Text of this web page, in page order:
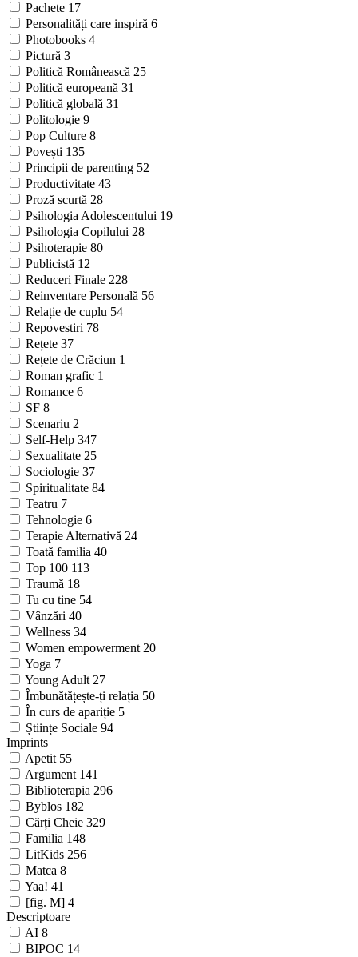
Pachete 17
Personalități care inspiră 6
Photobooks 4
Pictură 3
Politică Românească 25
Politică europeană 31
Politică globală 31
Politologie 9
Pop Culture 8
Povești 135
Principii de parenting 52
Productivitate 43
Proză scurtă 28
Psihologia Adolescentului 19
Psihologia Copilului 28
Psihoterapie 80
Publicistă 12
Reduceri Finale 228
Reinventare Personală 56
Relație de cuplu 54
Repovestiri 78
Rețete 37
Rețete de Crăciun 1
Roman grafic 1
Romance 6
SF 8
Scenariu 2
Self-Help 347
Sexualitate 25
Sociologie 37
Spiritualitate 84
Teatru 7
Tehnologie 6
Terapie Alternativă 24
Toată familia 40
Top 100 113
Traumă 18
Tu cu tine 54
Vânzări 40
Wellness 34
Women empowerment 20
Yoga 7
Young Adult 27
Îmbunătățește-ți relația 50
În curs de apariție 5
Științe Sociale 94
Imprints
Apetit 55
Argument 141
Biblioterapia 296
Byblos 182
Cărți Cheie 329
Familia 148
LitKids 256
Matca 8
Yaa! 41
[fig. M] 4
Descriptoare
AI 8
BIPOC 14